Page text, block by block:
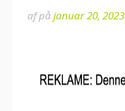
afpå januar 20, 2023